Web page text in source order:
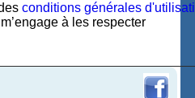
conditions générales
à les respecter